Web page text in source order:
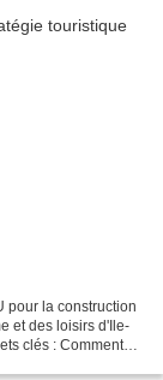
pour la construction
et des loisirs d'Ile-
clés : Comment